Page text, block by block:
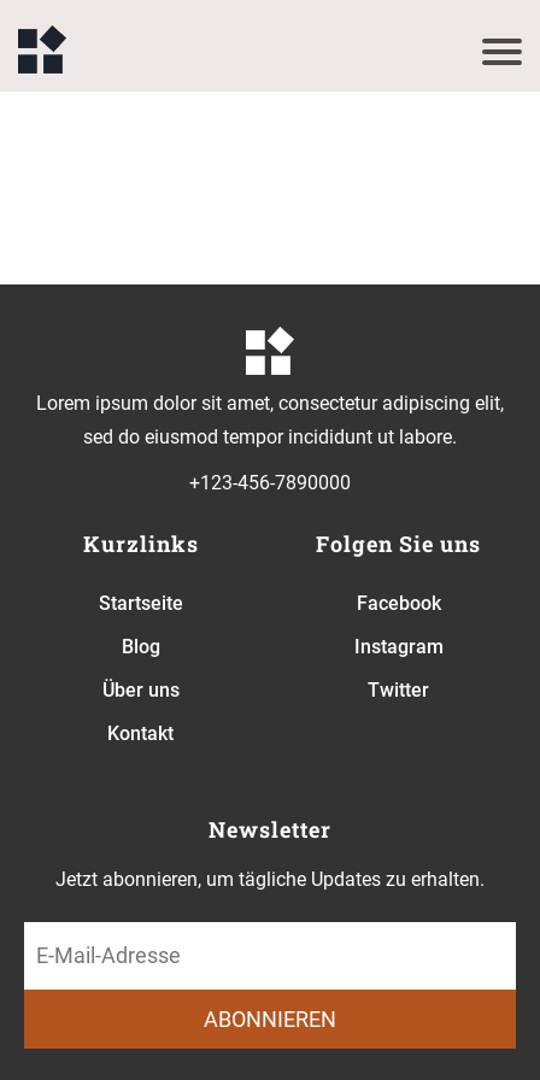
Lorem ipsum dolor sit amet, consectetur adipiscing elit,
sed do eiusmod tempor incididunt ut labore.
+123-456-7890000
Kurzlinks
Startseite
Blog
Über uns
Kontakt
Folgen Sie uns
Facebook
Instagram
Twitter
Newsletter
Jetzt abonnieren, um tägliche Updates zu erhalten.
ABONNIEREN